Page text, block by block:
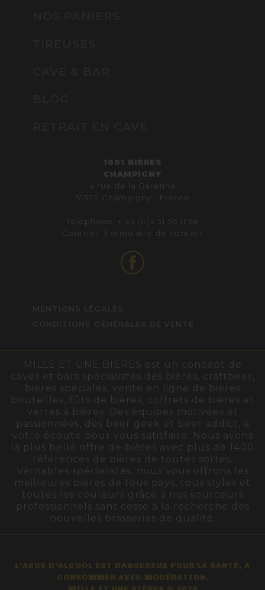
1001 BIÈRES
CHAMPIGNY
4 rue de la Garenne
51370 Champigny - France
Téléphone: + 33 (0)3 51 56 11 68
Courriel : Formulaire de contact
MILLE ET UNE BIÈRES est un concept de
caves et bars spécialistes des bières, craftbeer,
bières spéciales, vente en ligne de bières
bouteilles, fûts de bières, coffrets de bières et
verres à bières. Des équipes motivées et
passionnées, des beer geek et beer addict, à
votre écoute pour vous satisfaire. Nous avons
la plus belle offre de bières avec plus de 1400
références de bières de toutes sortes.
Véritables spécialistes, nous vous offrons les
meilleures bières de tous pays, tous styles et
toutes les couleurs grâce à nos sourceurs
professionnels sans cesse à la recherche des
nouvelles brasseries de qualité.
L’ABUS D’ALCOOL EST DANGEREUX POUR LA SANTÉ, À
CONSOMMER AVEC MODÉRATION.